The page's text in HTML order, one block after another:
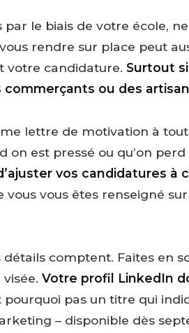
par le biais de votre école,
rendre sur place peut
votre candidature.Surtout
ou des
lettre de motivation à
on est pressé ou qu’on
vos candidatures à
vous vous êtes renseigné
détails comptent. Faites en
visée.Votre profil LinkedIn
pourquoi pas un titre qui
– disponible dès